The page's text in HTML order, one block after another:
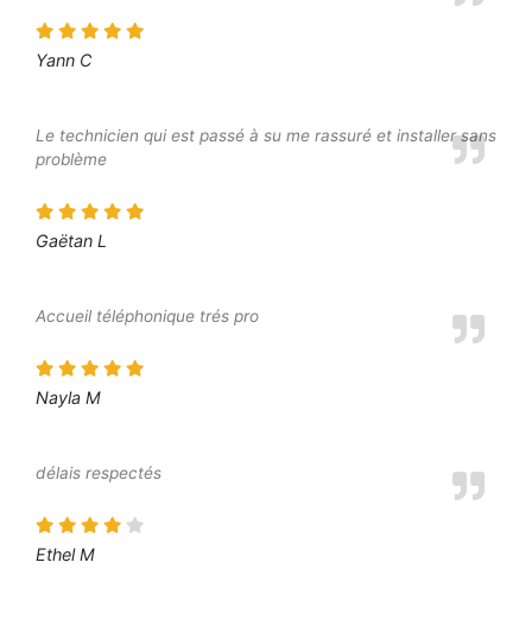
Yann C
Le technicien qui est passé à su me rassuré et installer sans
problème
Gaëtan L
Accueil téléphonique trés pro
Nayla M
délais respectés
Ethel M